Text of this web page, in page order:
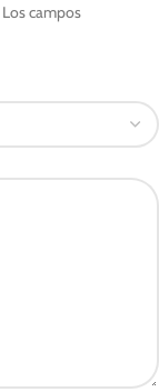
Los campos